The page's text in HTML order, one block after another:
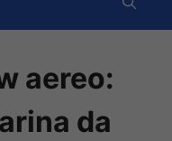
aereo:
da